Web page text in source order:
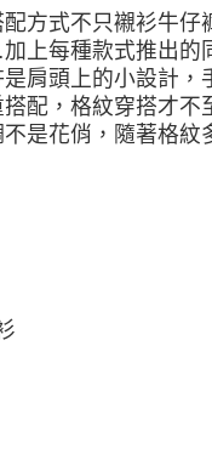
方式不只襯衫牛仔
上每種款式推出的
肩頭上的小設計，
搭配，格紋穿搭才
不是花俏，隨著格